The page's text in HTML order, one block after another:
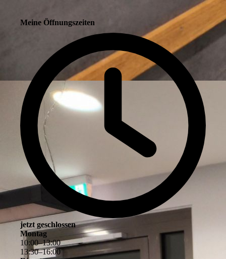
Meine Öffnungszeiten
jetzt geschlossen
Montag
10:00–13:00
13:30–16:00